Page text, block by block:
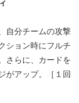
自分チームの攻撃
ション時にフルチ
さらに、カードを
がアップ。［１回